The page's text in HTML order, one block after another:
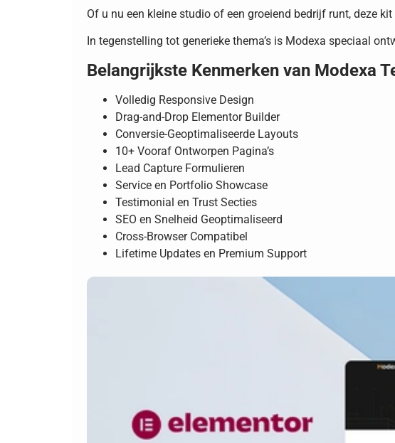
Of u nu een kleine studio of een groeiend bedrijf runt, deze
In tegenstelling tot generieke thema’s is Modexa speciaal
Belangrijkste Kenmerken van Modexa
Volledig Responsive Design
Drag-and-Drop Elementor Builder
Conversie-Geoptimaliseerde Layouts
10+ Vooraf Ontworpen Pagina’s
Lead Capture Formulieren
Service en Portfolio Showcase
Testimonial en Trust Secties
SEO en Snelheid Geoptimaliseerd
Cross-Browser Compatibel
Lifetime Updates en Premium Support